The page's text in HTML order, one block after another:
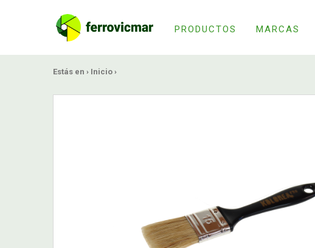
PRODUCTOS MARCAS
Estás en › Inicio ›